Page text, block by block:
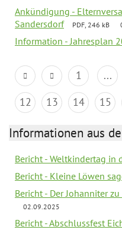
Ankündigung -
Sandersdorf
PDF, 246 kB
Information - Jahresplan
1 ...
12
13 14 15
Informationen aus
Bericht - Weltkindertag in
Bericht - Kleine Löwen
Bericht - Der Johanniter
02.09.2025
Bericht - Abschlussfest